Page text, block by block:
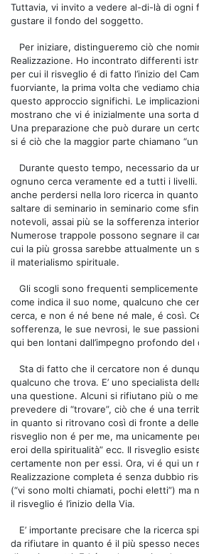
Tuttavia, vi invito a vedere al-di-là di ogni
gustare il fondo del soggetto.
Per iniziare, distingueremo ciò che
Realizzazione. Ho incontrato differenti
per cui il risveglio é di fatto l’inizio del
fuorviante, la prima volta che vediamo
questo approccio significhi. Le
mostrano che vi é inizialmente una sorta
Una preparazione che può durare un
si é ciò che la maggior parte chiamano
Durante questo tempo, necessario da
ognuno cerca veramente ed a tutti i
anche perdersi nella loro ricerca in
saltare di seminario in seminario come
notevoli, assai più se la sofferenza
Numerose trappole possono segnare il
cui la più grossa sarebbe attualmente un
il materialismo spirituale.
Gli scogli sono frequenti
come indica il suo nome, qualcuno che
cerca, e non é né bene né male, é così.
sofferenza, le sue nevrosi, le sue
qui ben lontani dall’impegno profondo del
Sta di fatto che il cercatore non é
qualcuno che trova. E’ uno specialista
una questione. Alcuni si rifiutano più o
prevedere di “trovare”, ciò che é una
in quanto si ritrovano così di fronte a
risveglio non é per me, ma unicamente
eroi della spiritualità” ecc. Il risveglio
certamente non per essi. Ora, vi é qui un
Realizzazione completa é senza dubbio
(“vi sono molti chiamati, pochi eletti”) ma
il risveglio é l’inizio della Via.
E’ importante precisare che la ricerca
da rifiutare in quanto é il più spesso